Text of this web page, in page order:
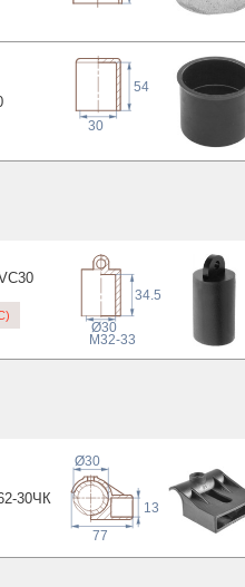
54
30
30
34.5
Ø30
M32-33
30ЧК
77
13
Ø30